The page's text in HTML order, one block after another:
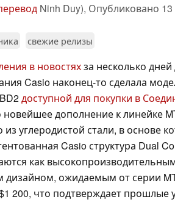
Ninh Duy), Опубликовано
свежие релизы
в новостяхза несколько дней
Casio наконец-то сделала
доступной для покупки в
новейшее дополнение к линейке
из углеродистой стали, в основе
Casio структура Dual
как
дизайном, ожидаемым от серии
200, что подтверждает прошлые